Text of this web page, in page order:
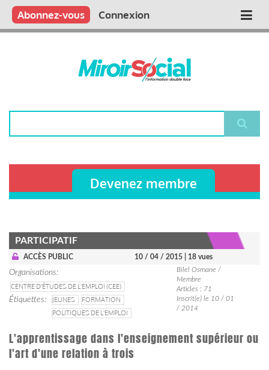
Aller
contenu
Main
Qui sommes nous ?
Vous publiez
Nous publions
Contactez-nous
Abonnez-vous Connexion
Devenez membre
PARTICIPATIF
ACCÈS PUBLIC 10 / 04 / 2015 | 18 vues
Organisations
CENTRE D'ÉTUDES DE L'EMPLOI (CEE)
Étiquettes
JEUNES
FORMATION
POLITIQUES DE L'EMPLOI
Bilel Osmane /
Membre
Articles : 71
Inscrit(e) le 10 / 01
/ 2014
L'apprentissage dans l'enseignement supérieur ou
l'art d'une relation à trois